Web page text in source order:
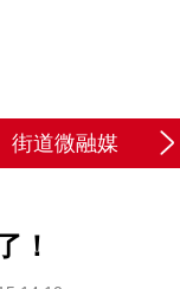
街道微融媒
！